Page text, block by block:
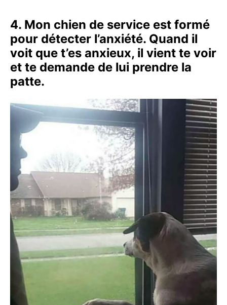
4. Mon chien de service est formé
pour détecter l’anxiété. Quand il
voit que t’es anxieux, il vient te voir
et te demande de lui prendre la
patte.